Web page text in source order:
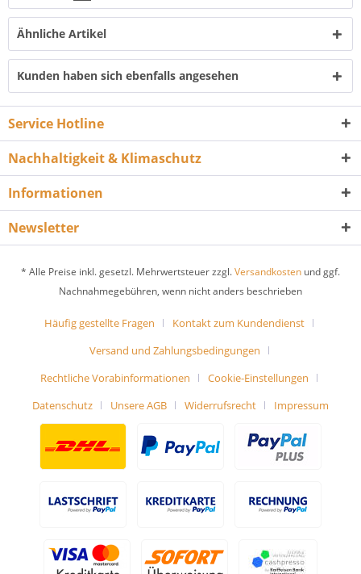
Ähnliche Artikel
Kunden haben sich ebenfalls angesehen
Service Hotline
Nachhaltigkeit & Klimaschutz
Informationen
Newsletter
* Alle Preise inkl. gesetzl. Mehrwertsteuer zzgl.Versandkosten und ggf.
Nachnahmegebühren, wenn nicht anders beschrieben
Häufig gestellte Fragen
Kontakt zum Kundendienst
Versand und Zahlungsbedingungen
Rechtliche Vorabinformationen
Cookie-Einstellungen
Datenschutz
Unsere AGB Widerrufsrecht Impressum